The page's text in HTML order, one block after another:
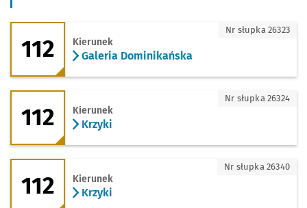
112 - kierunek Galeria Dominikańska
112 Kierunek
Galeria Dominikańska
Nr słupka 26323
112 - kierunek Krzyki
112 Kierunek
Krzyki
Nr słupka 26324
112 - kierunek Krzyki
112 Kierunek
Krzyki
Nr słupka 26340